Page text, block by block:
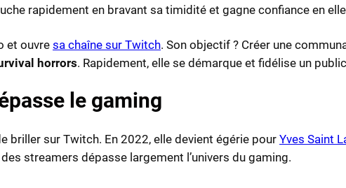
rapidement en bravant sa timidité et gagne confiance en
et ouvre sa chaîne sur Twitch. Son objectif ? Créer une
horrors. Rapidement, elle se démarque et fidélise un
le gaming
briller sur Twitch. En 2022, elle devient égérie pour Yves Saint
streamers dépasse largement l’univers du gaming.